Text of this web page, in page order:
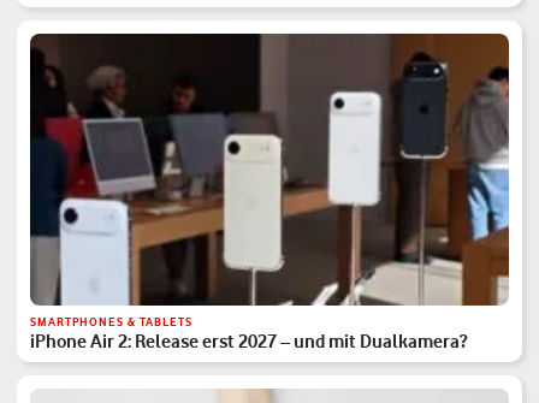
SMARTPHONES & TABLETS
iPhone Air 2: Release erst 2027 – und mit Dualkamera?